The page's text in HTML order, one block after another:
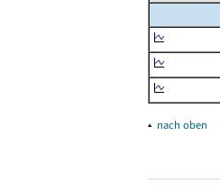
▴ nach oben